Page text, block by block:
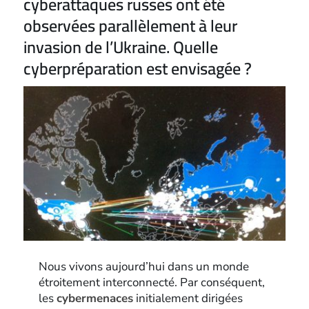
observées parallèlement à leur
invasion de l’Ukraine. Quelle
cyberpréparation est envisagée ?
Nous vivons aujourd’hui dans un monde
étroitement interconnecté. Par conséquent,
lescybermenaces initialement dirigées